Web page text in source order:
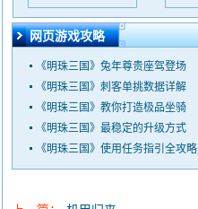
网页游戏攻略
《明珠三国》兔年尊贵座驾登场
《明珠三国》刺客单挑数据详解
《明珠三国》教你打造极品坐骑
《明珠三国》最稳定的升级方式
《明珠三国》使用任务指引全攻略